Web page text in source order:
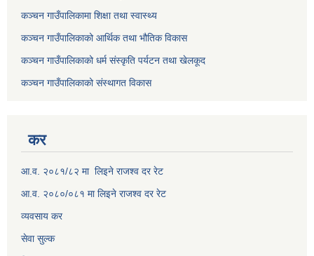
कञ्चन गाउँपालिकामा शिक्षा तथा स्वास्थ्य
कञ्चन गाउँपालिकाको आर्थिक तथा भौतिक विकास
कञ्चन गाउँपालिकाको धर्म संस्कृति पर्यटन तथा खेलकूद
कञ्चन गाउँपालिकाको संस्थागत विकास
कर
आ.व. २०८१/८२ मा लिइने राजश्व दर रेट
आ.व. २०८०/०८१ मा लिइने राजश्व दर रेट
व्यवसाय कर
सेवा सुल्क